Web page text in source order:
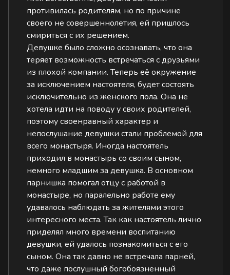
противилась родителям, но по причине
своего не совершеннолетия, ей пришлось
смириться с их решением.
Девушке было сложно осознавать, что она
теряет возможность встречаться с друзьями
из плохой компании. Теперь её окружение
за исключением настоятеля, будет состоять
исключительно из женского пола. Она не
хотела идти на поводу у своих родителей,
поэтому своенравный характер и
непослушание девушки стали проблемой для
всего монастыря. Иногда настоятель
приходил в монастырь со своим сыном,
немного младшим за девушка. В основном
парнишка помогал отцу с работой в
монастыре, но паралельно работе ему
удавалось наблюдать за жителями этого
интересного места. Так как настоятель лично
приделял много времени воспитанию
девушки, ей удалось познакомиться с его
сыном. Она так давно не встречала парней,
что даже послушный богобоязненный